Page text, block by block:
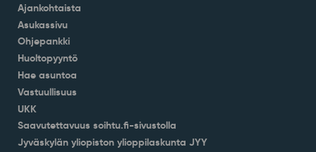
Ajankohtaista
Asukassivu
Ohjepankki
Huoltopyyntö
Hae asuntoa
Vastuullisuus
UKK
Saavutettavuus soihtu.fi-sivustolla
Jyväskylän yliopiston ylioppilaskunta JYY